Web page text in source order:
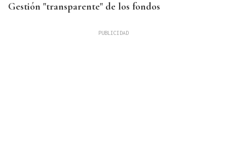
Gestión "transparente" de los fondos